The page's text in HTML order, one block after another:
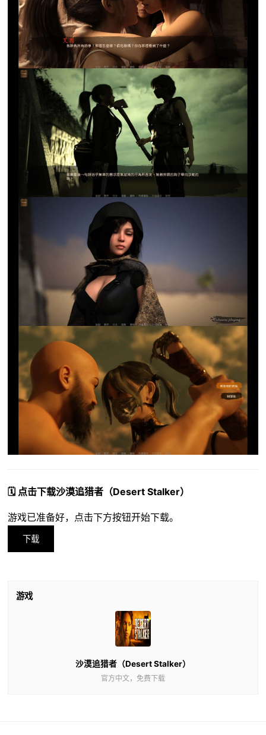
🗓️ 点击下载沙漠追猎者（Desert Stalker）
游戏已准备好，点击下方按钮开始下载。
下载
游戏
沙漠追猎者（Desert Stalker）
官方中文，免费下载